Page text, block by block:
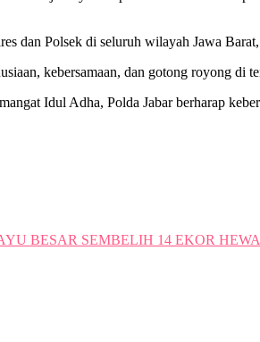
dan Polsek di seluruh wilayah Jawa
kebersamaan, dan gotong royong di
Idul Adha, Polda Jabar berharap
BESAR SEMBELIH 14 EKOR